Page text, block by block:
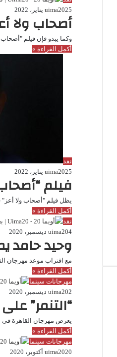
uima2025 يناير، 2022
أصحاب ولا
وكما يبدو فإن فيلم
أكمل القراءة »
نقد
uima2025 يناير، 2022
فيلم
يظل فيلم "أصحاب ولا أعز"
أكمل القراءة »
نقد
uima204 ديسمبر، 2020
وحيد حامد
مع اقتراب موعد مهرجان
أكمل القراءة »
مهرجانات سينما
uima202 ديسمبر، 2020
“التنمر”
يعرض مهرجان القاهرة في
أكمل القراءة »
مهرجانات سينما
uima2020 أكتوبر، 2020